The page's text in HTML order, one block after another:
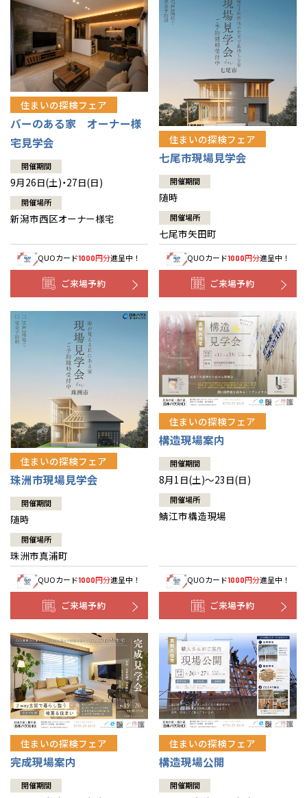
住まいの探検フェア
バーのある家 オーナー様
宅見学会
開催期間
9月26日(土)・27日(日)
開催場所
新潟市西区オーナー様宅
QUOカード1000円分進呈中！
ご来場予約
住まいの探検フェア
七尾市現場見学会
開催期間
随時
開催場所
七尾市矢田町
QUOカード1000円分進呈中！
ご来場予約
住まいの探検フェア
珠洲市現場見学会
開催期間
随時
開催場所
珠洲市真浦町
QUOカード1000円分進呈中！
ご来場予約
住まいの探検フェア
構造現場案内
開催期間
8月1日(土)～23日(日)
開催場所
鯖江市構造現場
QUOカード1000円分進呈中！
ご来場予約
住まいの探検フェア
完成現場案内
開催期間
住まいの探検フェア
構造現場公開
開催期間